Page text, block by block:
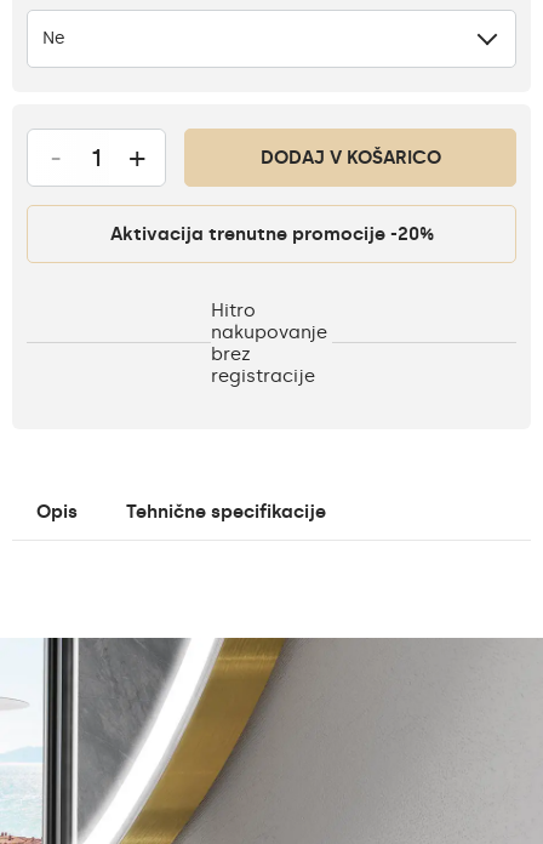
Ne
- + DODAJ V KOŠARICO
Aktivacija trenutne promocije -20%
Hitro
nakupovanje
brez
registracije
Opis Tehnične specifikacije